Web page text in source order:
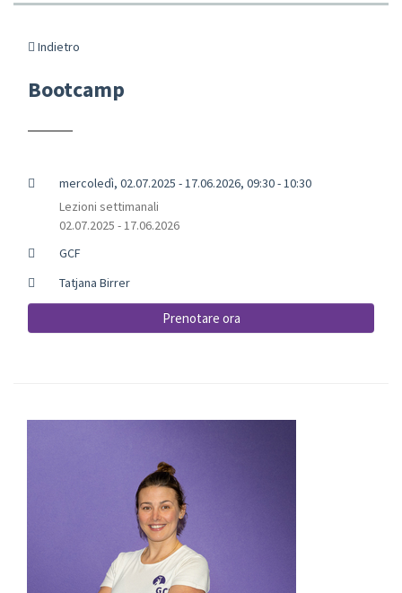
Indietro
Bootcamp
mercoledì, 02.07.2025 - 17.06.2026, 09:30 - 10:30
Lezioni settimanali
02.07.2025 - 17.06.2026
GCF
Tatjana Birrer
Prenotare ora